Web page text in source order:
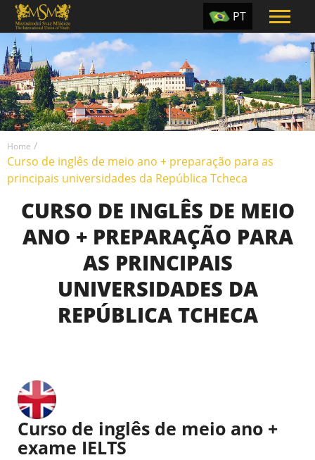
EN
TR
PT
UA
RU
Home /
Curso de inglês de meio ano + preparação para as
principais universidades da República Tcheca
CURSO DE INGLÊS DE MEIO
ANO + PREPARAÇÃO PARA
AS PRINCIPAIS
UNIVERSIDADES DA
REPÚBLICA TCHECA
Curso de inglês de meio ano +
exame IELTS